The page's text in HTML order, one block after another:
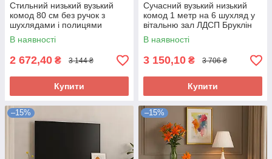
Стильний низький вузький
комод 80 см без ручок з
шухлядами і полицями
модерн у вітальню зал
Бруклін Мебель Сервіс
В наявності
2 672,40 ₴ 3 144 ₴
Купити
Сучасний вузький низький
комод 1 метр на 6 шухляд у
вітальню зал ЛДСП Бруклін
Мебель Сервіс дуб крафт
золотий
В наявності
3 150,10 ₴ 3 706 ₴
Купити
–15% –15%